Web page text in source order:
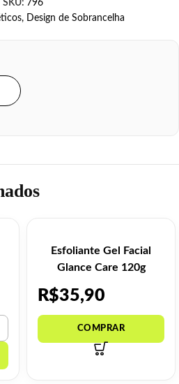
SKU: 796
, Design de Sobrancelha
Esfoliante Gel Facial
Glance Care 120g
R$35,90